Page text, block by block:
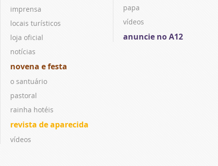
imprensa
locais turísticos
loja oficial
notícias
novena e festa
o santuário
pastoral
rainha hotéis
revista de aparecida
vídeos
papa
vídeos
anuncie no A12